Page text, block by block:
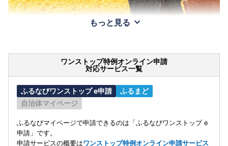
もっと見る
ワンストップ特例オンライン申請
対応サービス一覧
ふるなびワンストップ e申請
ふるまど
自治体マイページ
ふるなびマイページで申請できるのは「ふるなびワンストップ e
申請」です。
申請サービスの概要はワンストップ特例オンライン申請サービス